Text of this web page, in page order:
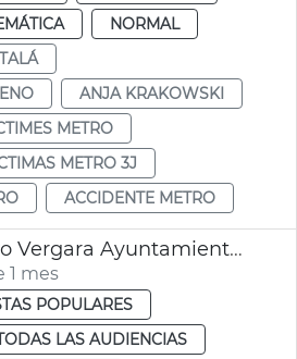
NORMAL
ANJA KRAKOWSKI
METRO
METRO 3J
ACCIDENTE METRO
Compra cuadro Vergara Ayuntamiento de València
1 mes
POPULARES
LAS AUDIENCIAS